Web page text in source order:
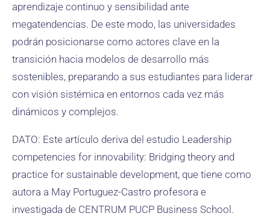
aprendizaje continuo y sensibilidad ante
megatendencias. De este modo, las universidades
podrán posicionarse como actores clave en la
transición hacia modelos de desarrollo más
sostenibles, preparando a sus estudiantes para liderar
con visión sistémica en entornos cada vez más
dinámicos y complejos.
DATO: Este artículo deriva del estudio Leadership
competencies for innovability: Bridging theory and
practice for sustainable development, que tiene como
autora a May Portuguez-Castro profesora e
investigada de CENTRUM PUCP Business School.